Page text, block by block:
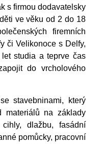
s firmou dodavatelsky
ve věku od 2 do 18
firemních
či Velikonoce s Delfy,
studia a teprve čas
do vrcholového
stavebninami, který
na základy
dlažbu, fasádní
pomůcky, pracovní